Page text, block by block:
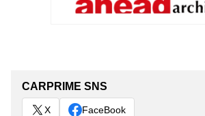
CARPRIME SNS
X FaceBook